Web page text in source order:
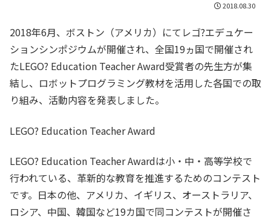
2018.08.30
2018年6月、ボストン（アメリカ）にてレゴ?エデュケー
ションシンポジウムが開催され、全国19ヵ国で開催され
たLEGO? Education Teacher Award受賞者の先生方が集
結し、ロボットプログラミング教材を活用した各国での取
り組み、活動内容を発表しました。
LEGO? Education Teacher Award
LEGO? Education Teacher Awardは小・中・高等学校で
行われている、革新的な教育を推進するためのコンテスト
です。日本の他、アメリカ、イギリス、オーストラリア、
ロシア、中国、韓国など19カ国で同コンテストが開催さ